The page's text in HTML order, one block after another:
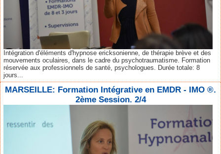
Intégration d'éléments d'hypnose ericksonienne, de thérapie brève et des
mouvements oculaires, dans le cadre du psychotraumatisme. Formation
réservée aux professionnels de santé, psychologues. Durée totale: 8
jours...
MARSEILLE: Formation Intégrative en EMDR - IMO ®.
2ème Session. 2/4